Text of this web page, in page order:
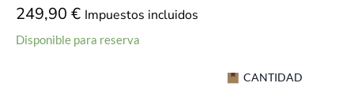
249,90 € Impuestos incluidos
Disponible para reserva
CANTIDAD